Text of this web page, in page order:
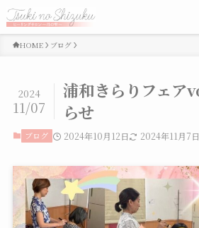
HOME ブログ
浦和きらりフェア
らせ
2024
11/07
ブログ 2024年10月12日 2024年11月7日